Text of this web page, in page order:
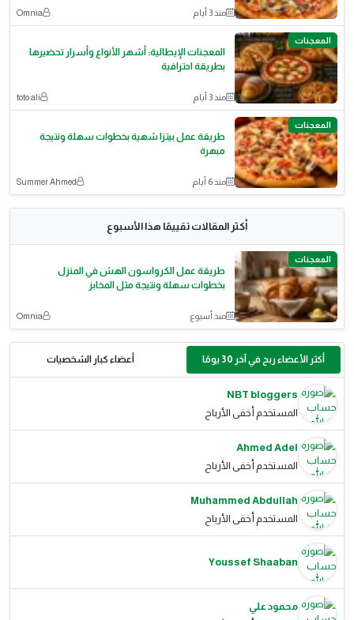
منذ 3 أيام Omnia
المعجنات
المعجنات الإيطالية: أشهر الأنواع وأسرار تحضيرها
بطريقة احترافية
منذ 3 أيام toto ali
المعجنات
طريقة عمل بيتزا شهية بخطوات سهلة ونتيجة
مبهرة
منذ 6 أيام Summer Ahmed
أكثر المقالات تقييمًا هذا الأسبوع
المعجنات
طريقة عمل الكرواسون الهش في المنزل
بخطوات سهلة ونتيجة مثل المخابز
منذ أسبوع Omnia
أكثر الأعضاء ربح في آخر 30 يومًا أعضاء كبار الشخصيات
NBT bloggers
المستخدم أخفى الأرباح
Ahmed Adel
المستخدم أخفى الأرباح
Muhammed Abdullah
المستخدم أخفى الأرباح
Youssef Shaaban
محمود علي